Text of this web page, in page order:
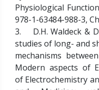
Physiological
978-1-63484-988-3,
3. D.H. Waldeck &
studies of long- and
mechanisms
Modern aspects of
of Electrochemistry